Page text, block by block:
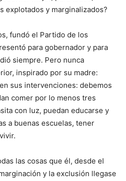
explotados y marginalizados?
fundó el Partido de los
para gobernador y para
siempre. Pero nunca
inspirado por su madre:
sus intervenciones: debemos
comer por lo menos tres
con luz, puedan educarse y
a buenas escuelas, tener
las cosas que él, desde el
y la exclusión llegase